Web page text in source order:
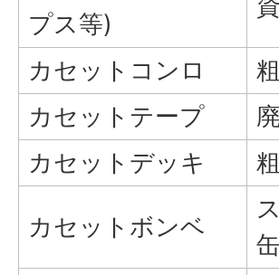
プス等)
カセットコンロ
カセットテープ
カセットデッキ
カセットボンベ
缶